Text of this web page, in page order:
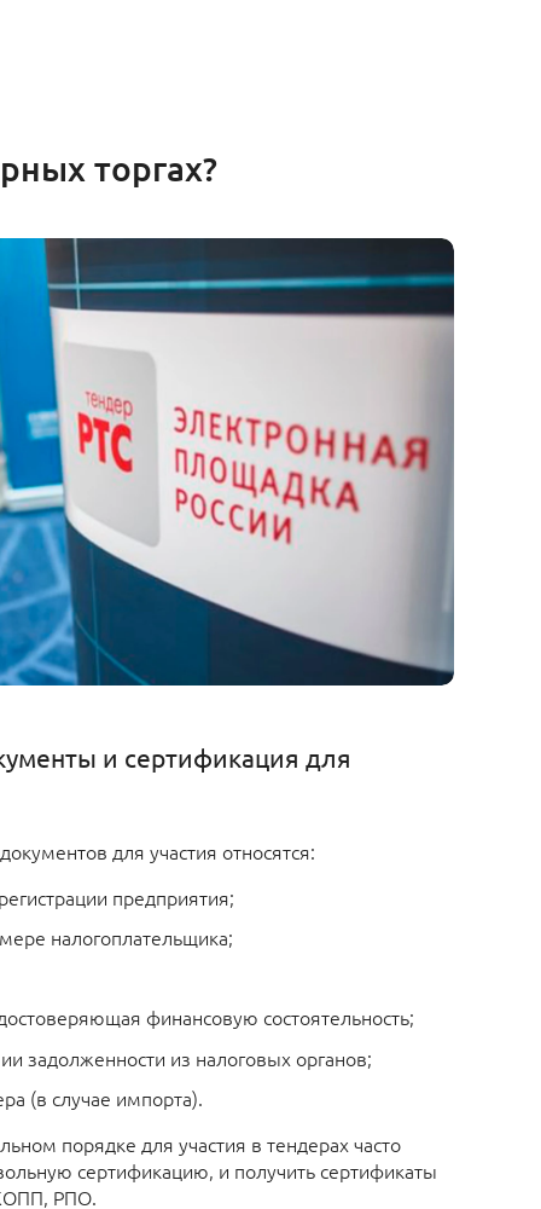
торгах?
и сертификация для
для участия относятся:
предприятия;
налогоплательщика;
финансовую состоятельность;
задолженности из налоговых органов;
(в случае импорта).
порядке для участия в тендерах часто
сертификацию, и получить сертификаты
РПО.